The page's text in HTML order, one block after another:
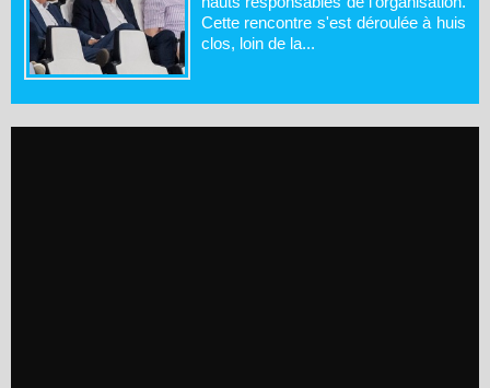
Cette rencontre s'est déroulée à huis
clos, loin de la...